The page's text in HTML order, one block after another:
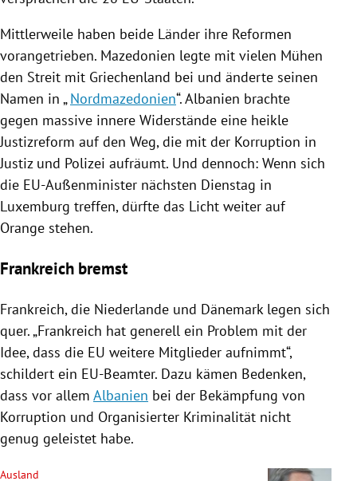
Untermenü
Untermenü
Untermenü
Mittlerweile haben beide Länder ihre Reformen
vorangetrieben. Mazedonien legte mit vielen Mühen
den Streit mit Griechenland bei und änderte seinen
Namen in „ Nordmazedonien“.Albanien brachte
gegen massive innere Widerstände eine heikle
Justizreform auf den Weg, die mit der Korruption in
Justiz und Polizei aufräumt. Und dennoch: Wenn sich
die EU-Außenminister nächsten Dienstag in
Luxemburg treffen, dürfte das Licht weiter auf
Orange stehen.
Frankreich bremst
Frankreich, die Niederlande und Dänemark legen sich
quer. „Frankreich hat generell ein Problem mit der
Idee, dass die EU weitere Mitglieder aufnimmt“,
schildert ein EU-Beamter. Dazu kämen Bedenken,
dass vor allem Albanien bei der Bekämpfung von
Korruption und Organisierter Kriminalität nicht
genug geleistet habe.
Ausland